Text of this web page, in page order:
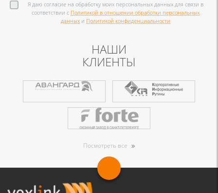
Я даю согласие на обработку моих персональных данных для связи в
соответствии с Политикой в отношении обработки персональных
данных и Политикой конфиденциальности
НАШИ
КЛИЕНТЫ
Посмотреть все